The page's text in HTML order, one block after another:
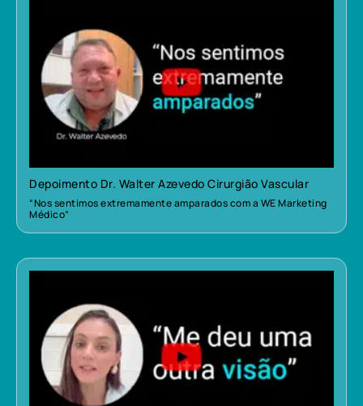
Depoimento Dr. Walter Azevedo Cirurgião Vascular
“Nos sentimos extremamente amparados com a WE Marketing
Médico”